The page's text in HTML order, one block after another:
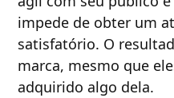
impede de obter um
satisfatório. O
marca, mesmo que
adquirido algo dela.